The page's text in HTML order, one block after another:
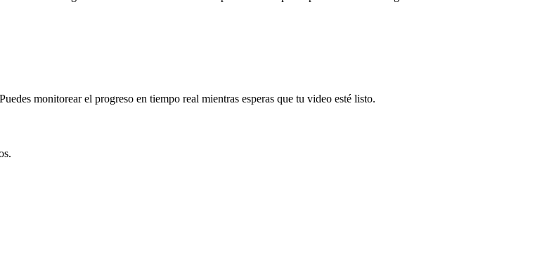
monitorear el progreso en tiempo real mientras esperas que tu video esté listo.